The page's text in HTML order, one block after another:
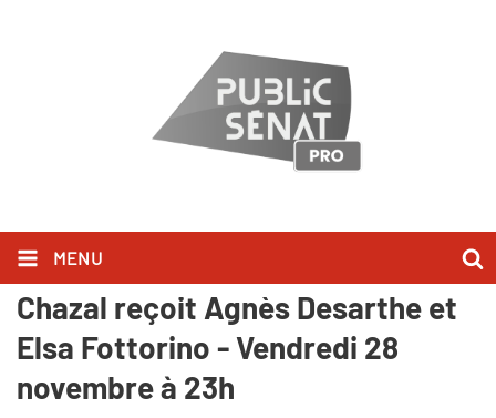
MENU
Au bonheur des livres - Claire
Chazal reçoit Agnès Desarthe et
Elsa Fottorino - Vendredi 28
novembre à 23h